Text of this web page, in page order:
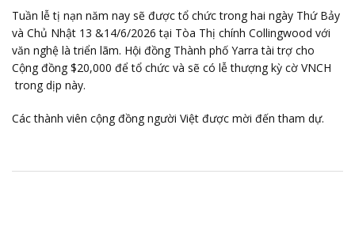
Tuần lễ tị nạn năm nay sẽ được tổ chức trong hai ngày Thứ Bảy
và Chủ Nhật 13 &14/6/2026 tại Tòa Thị chính Collingwood với
văn nghệ là triển lãm. Hội đồng Thành phố Yarra tài trợ cho
Cộng đồng $20,000 để tổ chức và sẽ có lễ thượng kỳ cờ VNCH
trong dịp này.
Các thành viên cộng đồng người Việt được mời đến tham dự.